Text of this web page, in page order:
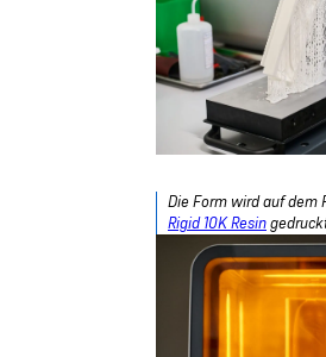
Die Form wird auf dem
Rigid 10K Resin